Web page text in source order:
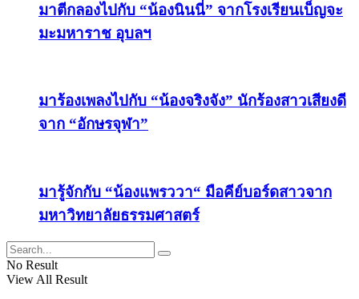
มาตีกลองไปกับ “น้องนินนี่” จากโรงเรียนเบ็ญจะ
มะมหาราช อุบลฯ
มาร้องเพลงไปกับ “น้องจริงจัง” นักร้องสาวเสียงดี
จาก “อักษรจุฬา”
มารู้จักกับ “น้องแพรววา“ มือคีย์บอร์ดสาวจาก
มหาวิทยาลัยธรรมศาสตร์
No Result
View All Result